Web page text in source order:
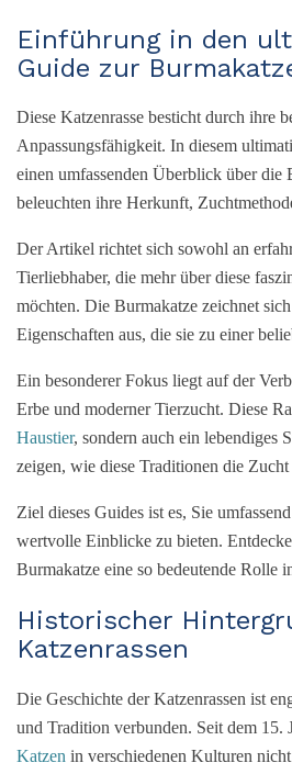
Einführung in den
Guide zur
Diese Katzenrasse besticht durch ihre
Anpassungsfähigkeit. In diesem
einen umfassenden Überblick über die
beleuchten ihre Herkunft,
Der Artikel richtet sich sowohl an
Tierliebhaber, die mehr über diese
möchten. Die Burmakatze zeichnet
Eigenschaften aus, die sie zu einer
Ein besonderer Fokus liegt auf der
Erbe und moderner Tierzucht. Diese
Haustier, sondern auch ein lebendiges
zeigen, wie diese Traditionen die Zucht
Ziel dieses Guides ist es, Sie
wertvolle Einblicke zu bieten.
Burmakatze eine so bedeutende Rolle
Historischer
Katzenrassen
Die Geschichte der Katzenrassen ist
und Tradition verbunden. Seit dem 15.
Katzen in verschiedenen Kulturen